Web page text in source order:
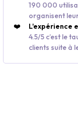
190 000
organisent
❤️
L'expérience
4.5/5 c’est le
clients suite à